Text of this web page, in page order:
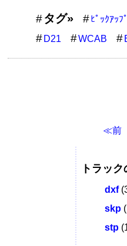
タグ» ﾋﾟｯｸｱｯﾌ
D21
WCAB
≪前
トラッ
dxf
skp
stp